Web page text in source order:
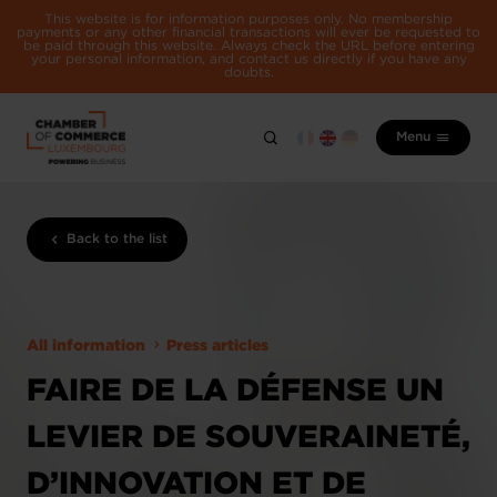
This website is for information purposes only. No membership
payments or any other financial transactions will ever be requested to
be paid through this website. Always check the URL before entering
your personal information, and contact us directly if you have any
doubts.
Menu
Back to the list
All information Press articles
FAIRE DE LA DÉFENSE UN
LEVIER DE SOUVERAINETÉ,
D’INNOVATION ET DE